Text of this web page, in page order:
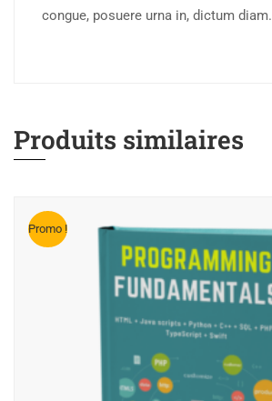
congue, posuere urna in, dictum diam.
Produits similaires
Promo !